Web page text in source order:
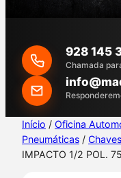
r
c
h
928 145
Chamada
Início / Oficina
Pneumáticas /
IMPACTO 1/2 POL.